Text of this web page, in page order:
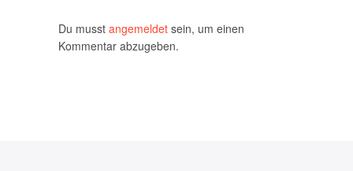
Du musst angemeldet sein, um einen
Kommentar abzugeben.